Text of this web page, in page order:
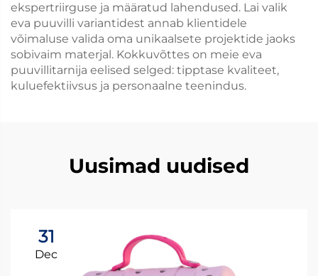
ekspertriirguse ja määratud lahendused. Lai valik
eva puuvilli variantidest annab klientidele
võimaluse valida oma unikaalsete projektide jaoks
sobivaim materjal. Kokkuvõttes on meie eva
puuvillitarnija eelised selged: tipptase kvaliteet,
kuluefektiivsus ja personaalne teenindus.
Uusimad uudised
31
Dec